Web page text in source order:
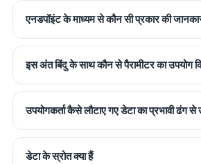
एनडपॉइंट के माध्यम से कौन सी प्रकार की
इस अंत बिंदु के साथ कौन से पैरामीटर का उपयोग
उपयोगकर्ता कैसे लौटाए गए डेटा का प्रभावी ढंग
डेटा के स्रोत क्या हैं